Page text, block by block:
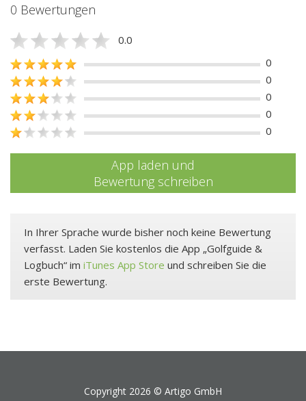
0 Bewertungen
0.0
0
0
0
0
0
App laden und
Bewertung schreiben
In Ihrer Sprache wurde bisher noch keine Bewertung
verfasst. Laden Sie kostenlos die App „Golfguide &
Logbuch“ im iTunes App Store und schreiben Sie die
erste Bewertung.
Copyright 2026 © Artigo GmbH